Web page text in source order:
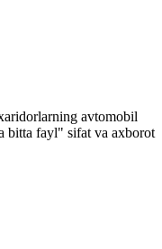
avtomobil
bitta fayl" sifat va axborot